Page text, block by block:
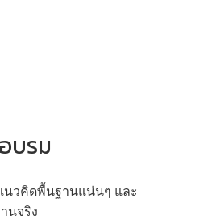
บรม
นวคิดพื้นฐานแน่นๆ และ
นจริง